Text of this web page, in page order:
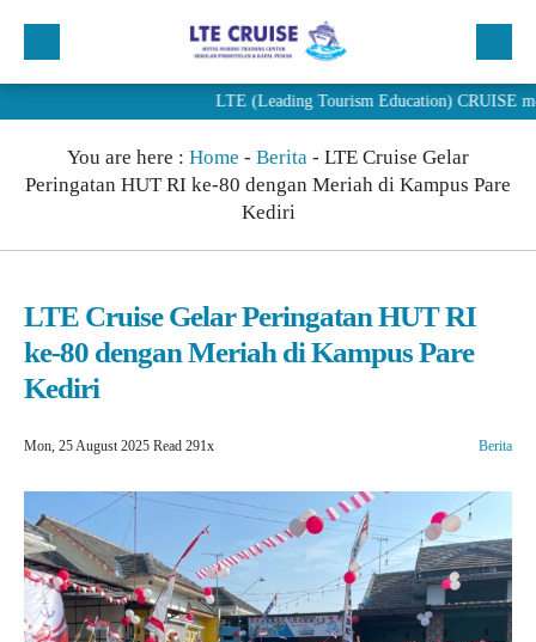
Profil
Penjurusan
PENDAFTARAN
Artikel
Alumni LTE Cruise
LTE (Leading Tourism Education) CRUISE
You are here : Home - Berita - LTE Cruise Gelar
Peringatan HUT RI ke-80 dengan Meriah di Kampus Pare
Kediri
LTE Cruise Gelar Peringatan HUT RI
ke-80 dengan Meriah di Kampus Pare
Kediri
Mon, 25 August 2025 Read 291x Berita